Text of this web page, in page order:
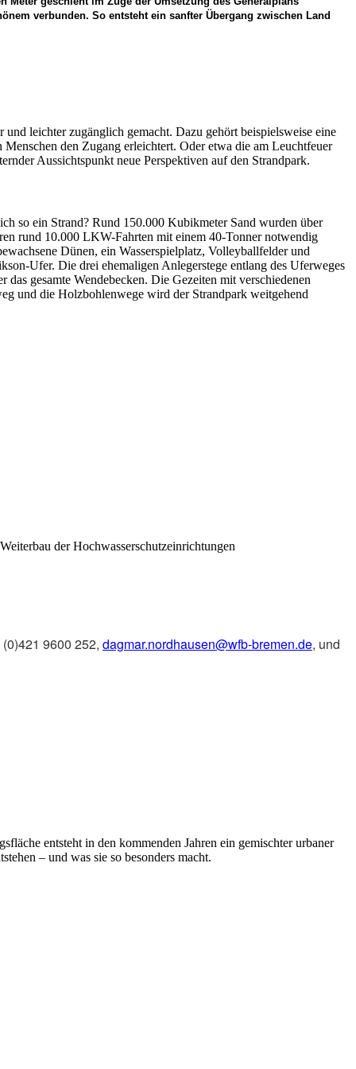
verbunden. So entsteht ein sanfter Übergang zwischen Land
leichter zugänglich gemacht. Dazu gehört beispielsweise eine
den Zugang erleichtert. Oder etwa die am Leuchtfeuer
Aussichtspunkt neue Perspektiven auf den Strandpark.
so ein Strand? Rund 150.000 Kubikmeter Sand wurden über
rund 10.000 LKW-Fahrten mit einem 40-Tonner notwendig
Dünen, ein Wasserspielplatz, Volleyballfelder und
Ufer. Die drei ehemaligen Anlegerstege entlang des Uferweges
gesamte Wendebecken. Die Gezeiten mit verschiedenen
und die Holzbohlenwege wird der Strandpark weitgehend
der Hochwasserschutzeinrichtungen
9600 252, dagmar.nordhausen@wfb-bremen.de, und
entsteht in den kommenden Jahren ein gemischter urbaner
– und was sie so besonders macht.